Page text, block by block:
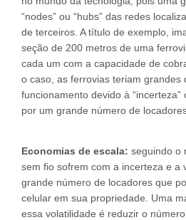
“nodes” ou “hubs” das redes
de terceiros. A título de exemplo,
seção de 200 metros de uma
cada um com a capacidade de
o caso, as ferrovias teriam grandes
funcionamento devido à
por um grande número de
Economias de escala: seguindo o
sem fio sofrem com a incerteza e a
grande número de locadores que
celular em sua propriedade. Uma
essa volatilidade é reduzir o